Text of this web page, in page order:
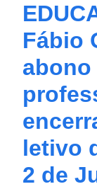
Fábio
abono
letivo
2 de